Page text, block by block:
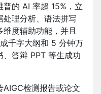
的 AI 率超 15%，立
处理分析、语法拼写
度辅助功能，并且
千字大纲和 5 分钟万
答辩 PPT 等生成功
AIGC检测报告或论文